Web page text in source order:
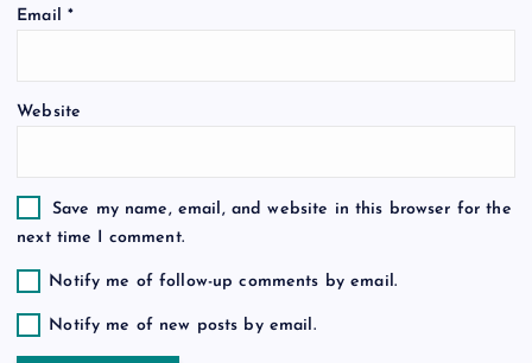
n
Email *
Website
Save my name, email, and website in this browser for the
next time I comment.
Notify me of follow-up comments by email.
Notify me of new posts by email.